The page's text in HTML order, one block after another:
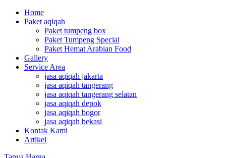
Home
Paket aqiqah
Paket tumpeng box
Paket Tumpeng Special
Paket Hemat Arabian Food
Gallery
Service Area
jasa aqiqah jakarta
jasa aqiqah tangerang
jasa aqiqah tangerang selatan
jasa aqiqah depok
jasa aqiqah bogor
jasa aqiqah bekasi
Kontak Kami
Artikel